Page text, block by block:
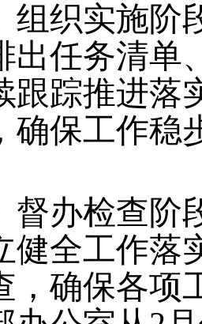
组织实施
出任务清单
跟踪推进落
确保工作稳
督办检查
健全工作落
，确保各项